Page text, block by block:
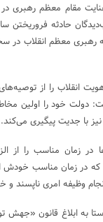
مقام معظم رهبری
حادثه فروریختن
انقلاب را از
دولت خود را اولین
با جدیت پیگیری می‌کند.
در زمان مناسب را از
که در زمان مناسب خودش
وظیفه امری ناپسند و
به ابلاغ قانون «جهش